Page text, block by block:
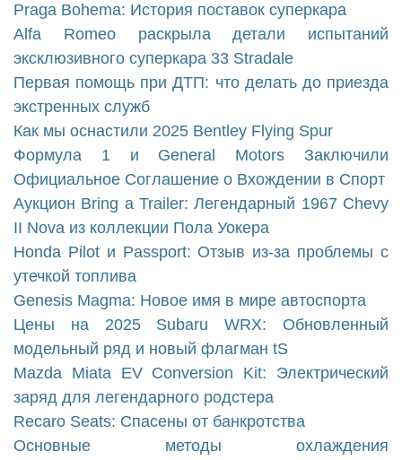
Praga Bohema: История поставок суперкара
Alfa Romeo раскрыла детали испытаний
эксклюзивного суперкара 33 Stradale
Первая помощь при ДТП: что делать до приезда
экстренных служб
Как мы оснастили 2025 Bentley Flying Spur
Формула 1 и General Motors Заключили
Официальное Соглашение о Вхождении в Спорт
Аукцион Bring a Trailer: Легендарный 1967 Chevy
II Nova из коллекции Пола Уокера
Honda Pilot и Passport: Отзыв из-за проблемы с
утечкой топлива
Genesis Magma: Новое имя в мире автоспорта
Цены на 2025 Subaru WRX: Обновленный
модельный ряд и новый флагман tS
Mazda Miata EV Conversion Kit: Электрический
заряд для легендарного родстера
Recaro Seats: Спасены от банкротства
Основные методы охлаждения